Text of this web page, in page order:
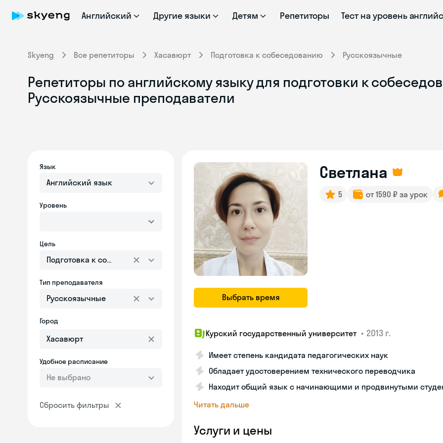
Английский Другие языки Детям Репетиторы Тест на уровень
Skyeng Все репетиторы Хасавюрт Подготовка к собеседованию Русскоязычные
Репетиторы по английскому языку для подготовки к
Русскоязычные преподаватели
Язык
Английский язык
Уровень
Цель
Подготовка к собеседованию
Тип преподавателя
Русскоязычные
Город
Удобное расписание
Не выбрано
Сбросить фильтры
Выбрать время
Светлана
5 от 1590 ₽ за урок
Курский государственный университет • 2013 г.
Имеет степень кандидата педагогических наук
Обладает удостоверением технического переводчика
Находит общий язык с начинающими и продвинутыми
Читать дальше
Услуги и цены